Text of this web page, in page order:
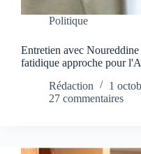
Politique
Entretien avec
fatidique approche pour
Rédaction
1
27 commentaires